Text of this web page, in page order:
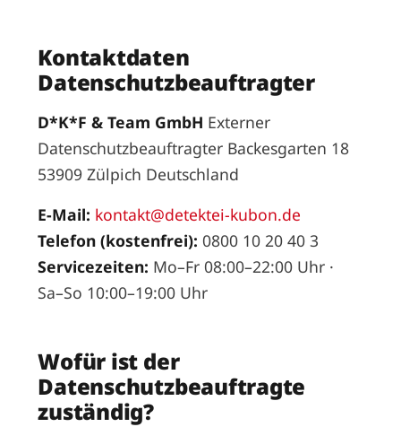
Kontaktdaten
Datenschutzbeauftragter
D*K*F & Team GmbH Externer
Datenschutzbeauftragter Backesgarten 18
53909 Zülpich Deutschland
E-Mail: kontakt@detektei-kubon.de
Telefon (kostenfrei): 0800 10 20 40 3
Servicezeiten: Mo–Fr 08:00–22:00 Uhr ·
Sa–So 10:00–19:00 Uhr
Wofür ist der
Datenschutzbeauftragte
zuständig?